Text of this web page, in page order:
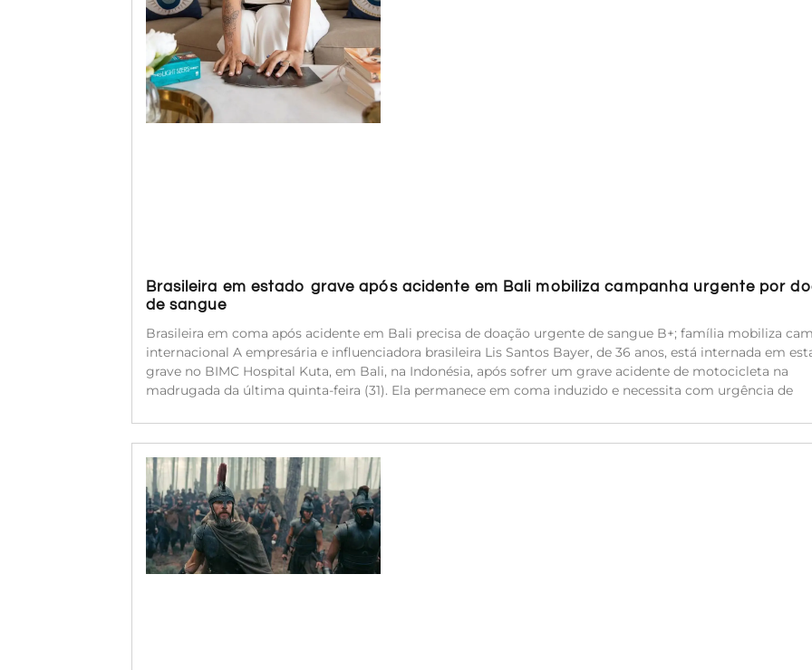
Brasileira em estado grave após acidente em Bali mobiliza campanha urgente por
de sangue
Brasileira em coma após acidente em Bali precisa de doação urgente de sangue B+; família mobiliza
internacional A empresária e influenciadora brasileira Lis Santos Bayer, de 36 anos, está internada em
grave no BIMC Hospital Kuta, em Bali, na Indonésia, após sofrer um grave acidente de motocicleta na
madrugada da última quinta-feira (31). Ela permanece em coma induzido e necessita com urgência de